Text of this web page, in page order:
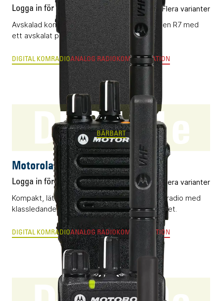
Logga in för pris Flera varianter
Avskalad komradio (DMR) i flaggskepps-serien R7 med
ett avskalat pris.
DIGITAL KOMRADIOANALOG RADIOKOMMUNIKATION
DP3441e
BÄRBART
Motorola DP3441e
Logga in för pris Flera varianter
Kompakt, lättanvänd och vattentät DMR-komradio med
klassledande radioegenskaper och byggkvalitet.
DIGITAL KOMRADIOANALOG RADIOKOMMUNIKATION